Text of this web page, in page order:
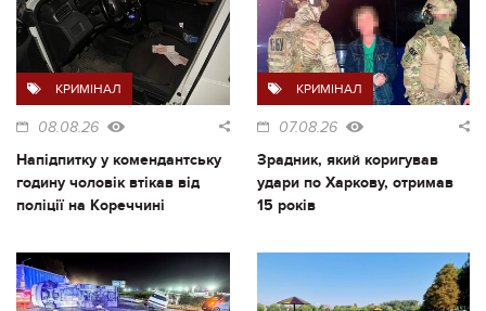
КРИМІНАЛ
08.08.26
Напідпитку у комендантську
годину чоловік втікав від
поліції на Кореччині
КРИМІНАЛ
07.08.26
Зрадник, який коригував
удари по Харкову, отримав
15 років